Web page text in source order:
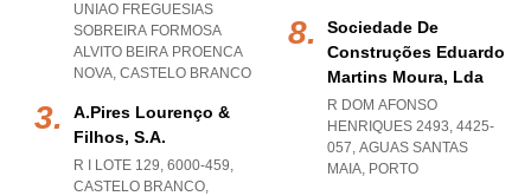
UNIAO FREGUESIAS
SOBREIRA FORMOSA
ALVITO BEIRA PROENCA
NOVA, CASTELO BRANCO
A.pires Lourenço &
Filhos, S.a.
R I LOTE 129, 6000-459,
CASTELO BRANCO,
Sociedade De
Construções Eduardo
Martins Moura, Lda
R DOM AFONSO
HENRIQUES 2493, 4425-
057, AGUAS SANTAS
MAIA, PORTO